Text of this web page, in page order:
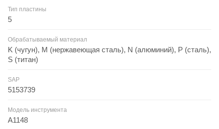
Тип пластины
5
Обрабатываемый материал
K (чугун), M (нержавеющая сталь), N (алюминий), P (сталь),
S (титан)
SAP
5153739
Модель инструмента
A1148